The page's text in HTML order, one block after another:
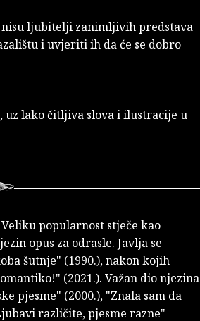
nisu ljubitelji zanimljivih predstava
i uvjeriti ih da će se dobro
uz lako čitljiva slova i ilustracije u
popularnost stječe kao
opus za odrasle. Javlja se
šutnje" (1990.), nakon kojih
(2021.). Važan dio njezina
pjesme" (2000.), "Znala sam da
različite, pjesme razne"